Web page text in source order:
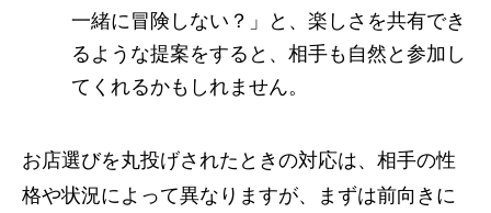
一緒に冒険しない？」と、楽しさを共有でき
るような提案をすると、相手も自然と参加し
てくれるかもしれません。
お店選びを丸投げされたときの対応は、相手の性
格や状況によって異なりますが、まずは前向きに